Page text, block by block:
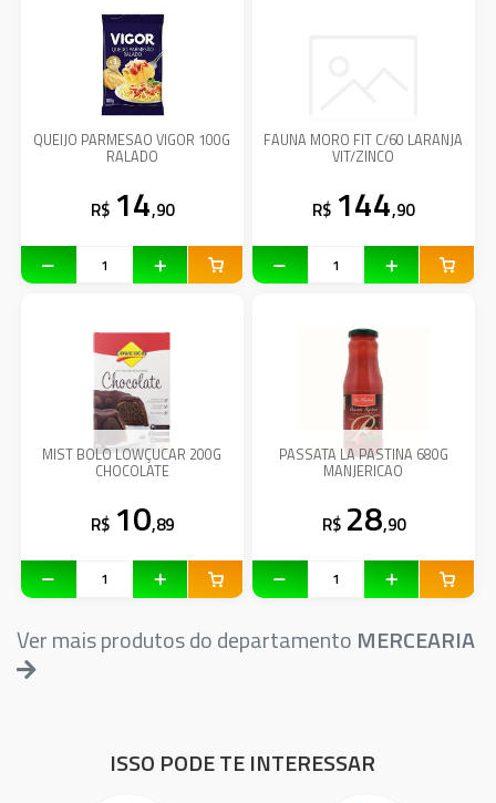
QUEIJO PARMESAO VIGOR 100G
RALADO
R$ 14,90
FAUNA MORO FIT C/60 LARANJA
VIT/ZINCO
R$ 144,90
MIST BOLO LOWÇUCAR 200G
CHOCOLATE
R$ 10,89
PASSATA LA PASTINA 680G
MANJERICAO
R$ 28,90
Ver mais produtos do departamento MERCEARIA
ISSO PODE TE INTERESSAR